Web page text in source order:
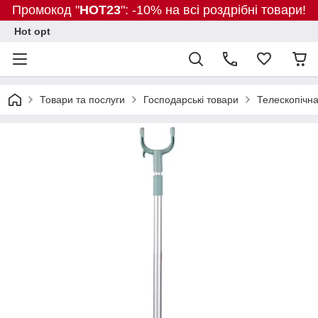
Промокод "HOT23": -10% на всі роздрібні товари!
Hot opt
Товари та послуги Господарські товари